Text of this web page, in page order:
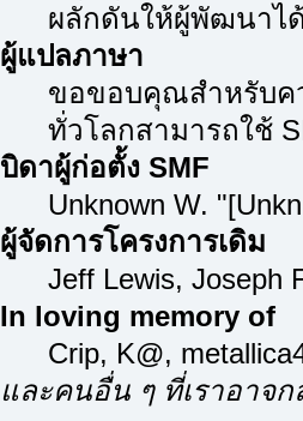
ผลักดันให้ผู้พัฒนาไ
ผู้แปลภาษา
ขอขอบคุณสำหรับค
ทั่วโลกสามารถใช้
บิดาผู้ก่อตั้ง SMF
Unknown W.
ผู้จัดการโครงการเดิม
Jeff Lewis, Joseph
In loving memory of
Crip, K@,
และคนอื่น ๆ ที่เราอาจ